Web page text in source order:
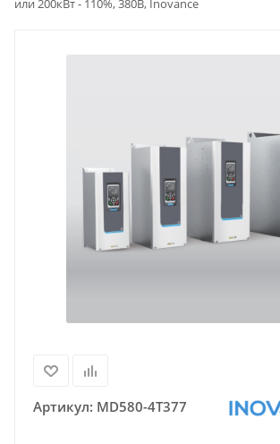
или 200кВт - 110%, 380В, Inovance
Артикул: MD580-4T377